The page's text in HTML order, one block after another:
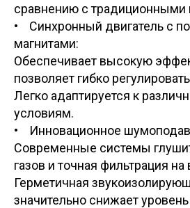
сравнению с традиционными
• Синхронный двигатель с
магнитами:
Обеспечивает высокую
позволяет гибко
Легко адаптируется к
условиям.
• Инновационное
Современные системы
газов и точная фильтрация на
Герметичная
значительно снижает